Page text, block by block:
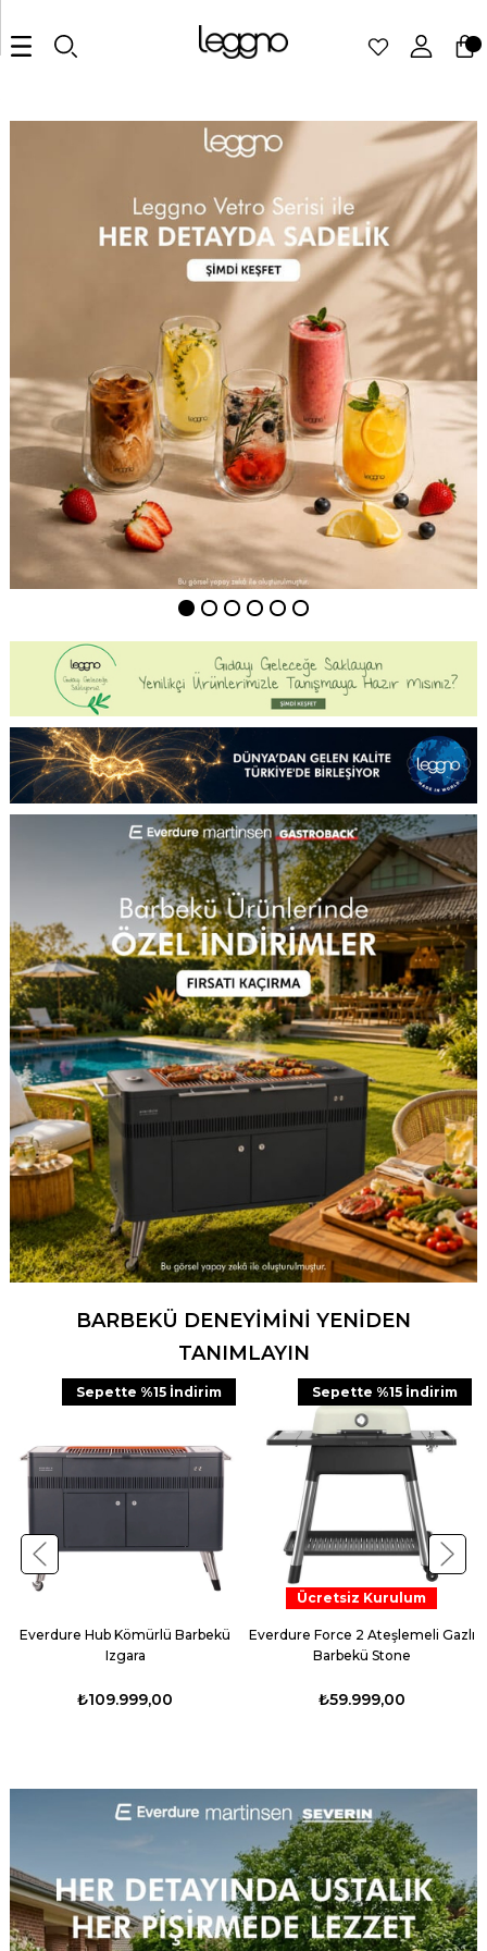
BARBEKÜ DENEYİMİNİ YENİDEN
TANIMLAYIN
Everdure Hub Kömürlü Barbekü
Izgara
₺109.999,00
Sepette %15 İndirim
Ücretsiz Kurulum
Everdure Force 2 Ateşlemeli Gazlı
Barbekü Stone
₺59.999,00
Sepette %15 İndirim